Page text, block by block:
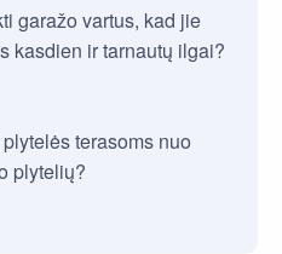
garažo vartus, kad jie
kasdien ir tarnautų ilgai?
terasoms nuo
plytelių?